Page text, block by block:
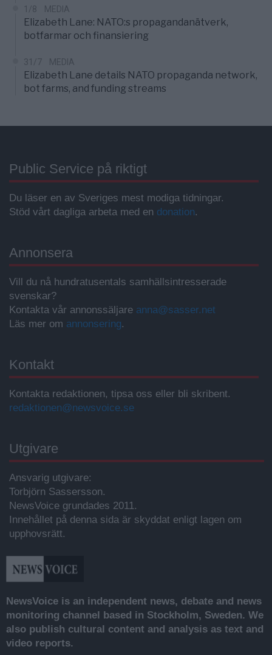
1/8 MEDIA
Elizabeth Lane: NATO:s propagandanätverk,
botfarmar och finansiering
31/7 MEDIA
Elizabeth Lane details NATO propaganda network,
bot farms, and funding streams
Public Service på riktigt
Du läser en av Sveriges mest modiga tidningar.
Stöd vårt dagliga arbeta med en donation.
Annonsera
Vill du nå hundratusentals samhällsintresserade
svenskar?
Kontakta vår annonssäljare anna@sasser.net
Läs mer om annonsering.
Kontakt
Kontakta redaktionen, tipsa oss eller bli skribent.
redaktionen@newsvoice.se
Utgivare
Ansvarig utgivare:
Torbjörn Sassersson.
NewsVoice grundades 2011.
Innehållet på denna sida är skyddat enligt lagen om
upphovsrätt.
NewsVoice is an independent news, debate and news
monitoring channel based in Stockholm, Sweden. We
also publish cultural content and analysis as text and
video reports.